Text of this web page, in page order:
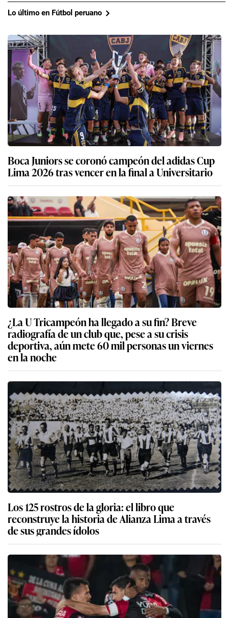
Lo último en Fútbol peruano
Boca Juniors se coronó campeón del adidas Cup
Lima 2026 tras vencer en la final a Universitario
¿La U Tricampeón ha llegado a su fin? Breve
radiografía de un club que, pese a su crisis
deportiva, aún mete 60 mil personas un viernes
en la noche
Los 125 rostros de la gloria: el libro que
reconstruye la historia de Alianza Lima a través
de sus grandes ídolos